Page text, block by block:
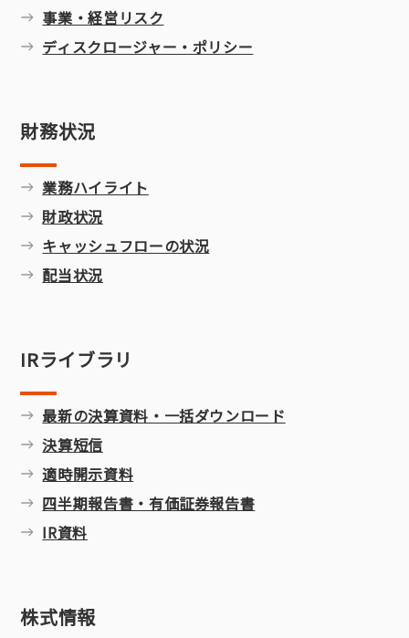
事業・経営リスク
ディスクロージャー・ポリシー
財務状況
業務ハイライト
財政状況
キャッシュフローの状況
配当状況
IRライブラリ
最新の決算資料・一括ダウンロード
決算短信
適時開示資料
四半期報告書・有価証券報告書
IR資料
株式情報